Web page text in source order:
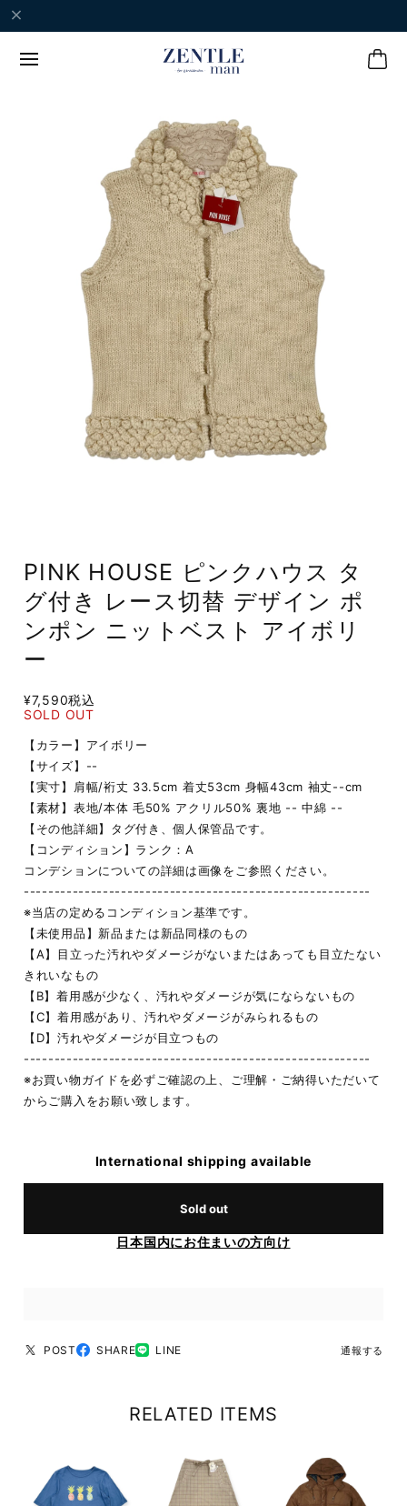
PINK HOUSE ピンクハウス タ
グ付き レース切替 デザイン ポ
ンポン ニットベスト アイボリ
ー
¥7,590税込
SOLD OUT
【カラー】アイボリー
【サイズ】--
【実寸】肩幅/裄丈 33.5cm 着丈53cm 身幅43cm 袖丈--cm
【素材】表地/本体 毛50% アクリル50% 裏地 -- 中綿 --
【その他詳細】タグ付き、個人保管品です。
【コンディション】ランク：A
コンデションについての詳細は画像をご参照ください。
---------------------------------------------------------
※当店の定めるコンディション基準です。
【未使用品】新品または新品同様のもの
【A】目立った汚れやダメージがないまたはあっても目立たない
きれいなもの
【B】着用感が少なく、汚れやダメージが気にならないもの
【C】着用感があり、汚れやダメージがみられるもの
【D】汚れやダメージが目立つもの
---------------------------------------------------------
※お買い物ガイドを必ずご確認の上、ご理解・ご納得いただいて
からご購入をお願い致します。
International shipping available
Sold out
日本国内にお住まいの方向け
POST SHARE LINE 通報する
RELATED ITEMS